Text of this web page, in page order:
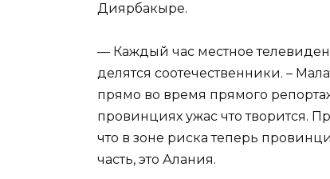
Диярбакыре.
— Каждый час местное
делятся соотечественники. –
прямо во время прямого
провинциях ужас что творится.
что в зоне риска теперь
часть, это Алания.